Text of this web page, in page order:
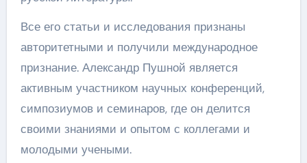
Все его статьи и исследования признаны
авторитетными и получили международное
признание. Александр Пушной является
активным участником научных конференций,
симпозиумов и семинаров, где он делится
своими знаниями и опытом с коллегами и
молодыми учеными.